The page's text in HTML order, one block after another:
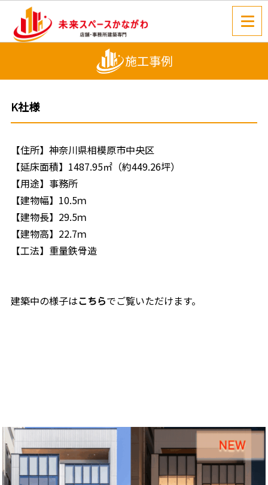
施工事例
K社様
【住所】神奈川県相模原市中央区
【延床面積】1487.95㎡（約449.26坪）
【用途】事務所
【建物幅】10.5ｍ
【建物長】29.5ｍ
【建物高】22.7ｍ
【工法】重量鉄骨造
建築中の様子はこちらでご覧いただけます。